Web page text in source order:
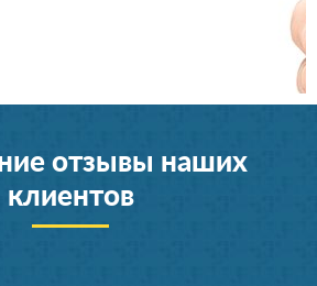
отзывы наших
клиентов